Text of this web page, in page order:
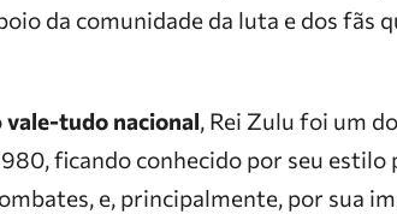
da comunidade da luta e dos fãs
vale-tudo nacional, Rei Zulu foi um
ficando conhecido por seu estilo
e, principalmente, por sua